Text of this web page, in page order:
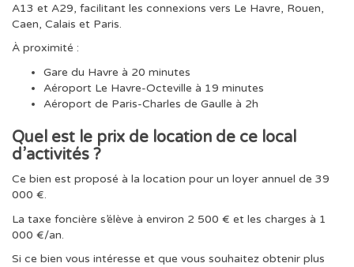
A13 et A29, facilitant les connexions vers Le Havre, Rouen,
Caen, Calais et Paris.
À proximité :
Gare du Havre à 20 minutes
Aéroport Le Havre-Octeville à 19 minutes
Aéroport de Paris-Charles de Gaulle à 2h
Quel est le prix de location de ce local
d’activités ?
Ce bien est proposé à la location pour un loyer annuel de 39
000 €.
La taxe foncière s’élève à environ 2 500 € et les charges à 1
000 €/an.
Si ce bien vous intéresse et que vous souhaitez obtenir plus